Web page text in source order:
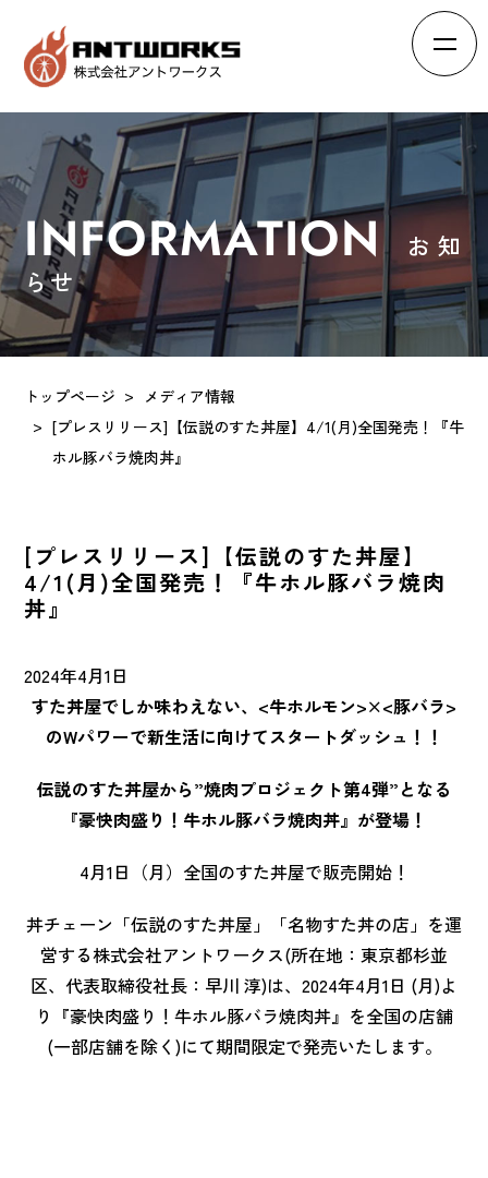
HOME ホーム
ABOUT 会社概要
BRAND ブランド
RECRUIT 求人情報
INTERVIEW
EFFORTS 会社の取り組み
CONTACT お問い合わせ
マイナビ 2027年〜2028年
INFORMATION
お知
らせ
トップページ
メディア情報
[プレスリリース]【伝説のすた丼屋】4/1(月)全国発売！『牛
ホル豚バラ焼肉丼』
[プレスリリース]【伝説のすた丼屋】
4/1(月)全国発売！『牛ホル豚バラ焼肉
丼』
2024年4月1日
すた丼屋でしか味わえない、<牛ホルモン>×<豚バラ>
のWパワーで新生活に向けてスタートダッシュ！！
伝説のすた丼屋から”焼肉プロジェクト第4弾”となる
『豪快肉盛り！牛ホル豚バラ焼肉丼』が登場！
4月1日（月）全国のすた丼屋で販売開始！
丼チェーン「伝説のすた丼屋」「名物すた丼の店」を運
営する株式会社アントワークス(所在地：東京都杉並
区、代表取締役社長：早川 淳)は、2024年4月1日 (月)よ
り『豪快肉盛り！牛ホル豚バラ焼肉丼』を全国の店舗
(一部店舗を除く)にて期間限定で発売いたします。